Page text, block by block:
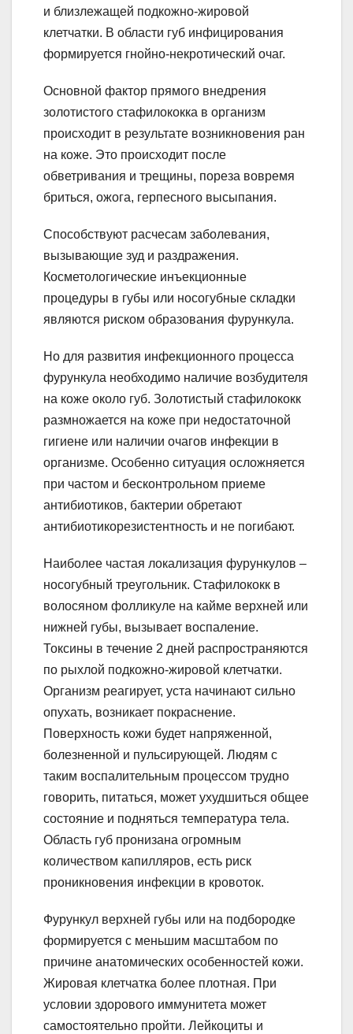
и близлежащей подкожно-жировой
клетчатки. В области губ инфицирования
формируется гнойно-некротический очаг.
Основной фактор прямого внедрения
золотистого стафилококка в организм
происходит в результате возникновения ран
на коже. Это происходит после
обветривания и трещины, пореза вовремя
бриться, ожога, герпесного высыпания.
Способствуют расчесам заболевания,
вызывающие зуд и раздражения.
Косметологические инъекционные
процедуры в губы или носогубные складки
являются риском образования фурункула.
Но для развития инфекционного процесса
фурункула необходимо наличие возбудителя
на коже около губ. Золотистый стафилококк
размножается на коже при недостаточной
гигиене или наличии очагов инфекции в
организме. Особенно ситуация осложняется
при частом и бесконтрольном приеме
антибиотиков, бактерии обретают
антибиотикорезистентность и не погибают.
Наиболее частая локализация фурункулов –
носогубный треугольник. Стафилококк в
волосяном фолликуле на кайме верхней или
нижней губы, вызывает воспаление.
Токсины в течение 2 дней распространяются
по рыхлой подкожно-жировой клетчатки.
Организм реагирует, уста начинают сильно
опухать, возникает покраснение.
Поверхность кожи будет напряженной,
болезненной и пульсирующей. Людям с
таким воспалительным процессом трудно
говорить, питаться, может ухудшиться общее
состояние и подняться температура тела.
Область губ пронизана огромным
количеством капилляров, есть риск
проникновения инфекции в кровоток.
Фурункул верхней губы или на подбородке
формируется с меньшим масштабом по
причине анатомических особенностей кожи.
Жировая клетчатка более плотная. При
условии здорового иммунитета может
самостоятельно пройти. Лейкоциты и